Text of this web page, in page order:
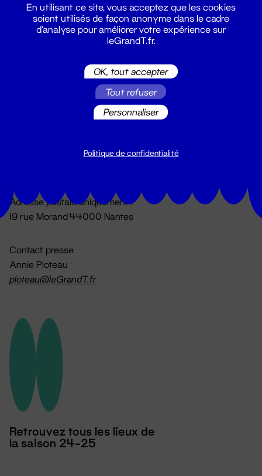
Du lundi au vendredi 14h → 18h
Adresse postale uniquement :
19 rue Morand 44000 Nantes
Contact presse
Annie Ploteau
ploteau@leGrandT.fr
Retrouvez tous les lieux de
la saison 24-25
En utilisant ce site, vous acceptez que les cookies
soient utilisés de façon anonyme dans le cadre
d'analyse pour améliorer votre expérience sur
leGrandT.fr.
OK, tout accepter
Tout refuser
Personnaliser
Politique de confidentialité